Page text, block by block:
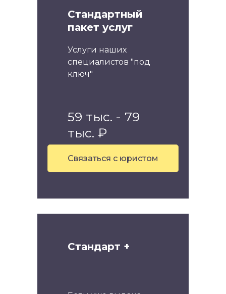
Стандартный
пакет услуг
Услуги наших
специалистов "под
ключ"
59 тыс. - 79
тыс. ₽
Связаться с юристом
Стандарт +